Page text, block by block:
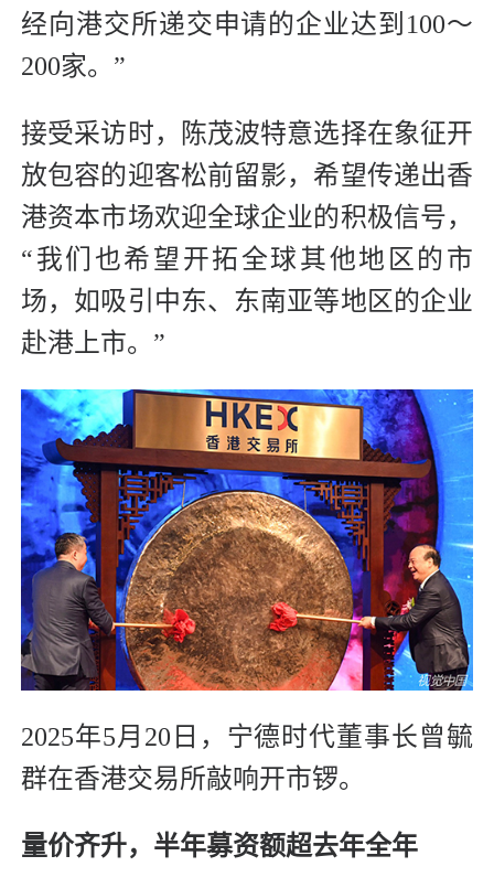
经向港交所递交申请的企业达到100～
200家。”
接受采访时，陈茂波特意选择在象征开
放包容的迎客松前留影，希望传递出香
港资本市场欢迎全球企业的积极信号，
“我们也希望开拓全球其他地区的市
场，如吸引中东、东南亚等地区的企业
赴港上市。”
2025年5月20日，宁德时代董事长曾毓
群在香港交易所敲响开市锣。
量价齐升，半年募资额超去年全年